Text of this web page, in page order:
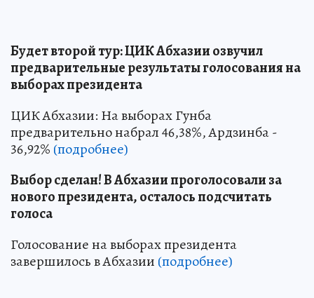
Будет второй тур: ЦИК Абхазии озвучил
предварительные результаты голосования на
выборах президента
ЦИК Абхазии: На выборах Гунба
предварительно набрал 46,38%, Ардзинба -
36,92% (подробнее)
Выбор сделан! В Абхазии проголосовали за
нового президента, осталось подсчитать
голоса
Голосование на выборах президента
завершилось в Абхазии (подробнее)